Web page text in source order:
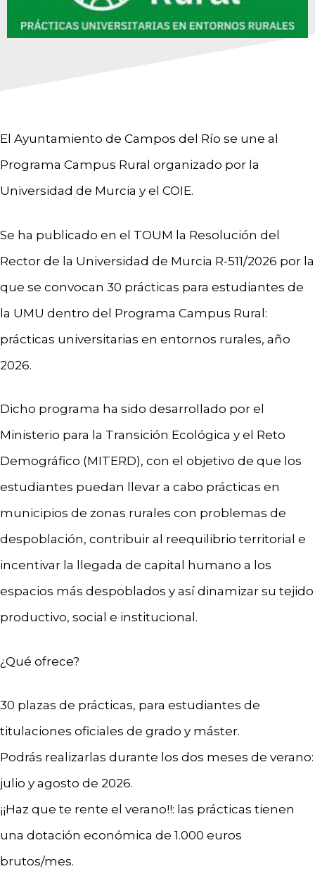
El Ayuntamiento de Campos del Río se une al
Programa Campus Rural organizado por la
Universidad de Murcia y el COIE.
Se ha publicado en el TOUM la Resolución del
Rector de la Universidad de Murcia R-511/2026 por la
que se convocan 30 prácticas para estudiantes de
la UMU dentro del Programa Campus Rural:
prácticas universitarias en entornos rurales, año
2026.
Dicho programa ha sido desarrollado por el
Ministerio para la Transición Ecológica y el Reto
Demográfico (MITERD), con el objetivo de que los
estudiantes puedan llevar a cabo prácticas en
municipios de zonas rurales con problemas de
despoblación, contribuir al reequilibrio territorial e
incentivar la llegada de capital humano a los
espacios más despoblados y así dinamizar su tejido
productivo, social e institucional.
¿Qué ofrece?
30 plazas de prácticas, para estudiantes de
titulaciones oficiales de grado y máster.
Podrás realizarlas durante los dos meses de verano:
julio y agosto de 2026.
¡¡Haz que te rente el verano!!: las prácticas tienen
una dotación económica de 1.000 euros
brutos/mes.